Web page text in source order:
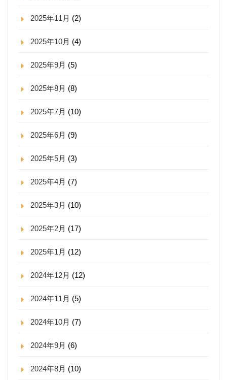
2025年11月 (2)
2025年10月 (4)
2025年9月 (5)
2025年8月 (8)
2025年7月 (10)
2025年6月 (9)
2025年5月 (3)
2025年4月 (7)
2025年3月 (10)
2025年2月 (17)
2025年1月 (12)
2024年12月 (12)
2024年11月 (5)
2024年10月 (7)
2024年9月 (6)
2024年8月 (10)